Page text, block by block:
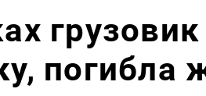
погибла